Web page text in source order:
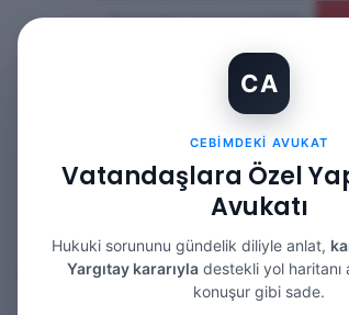
CA
CEBIMDEKI AVUKAT
Vatandaşlara Özel
Avukatı
Hukuki sorununu gündelik diliyle anlat,
Yargıtay kararıyla destekli yol haritanı
konuşur gibi sade.
Perşembe, Ağustos 6 2026